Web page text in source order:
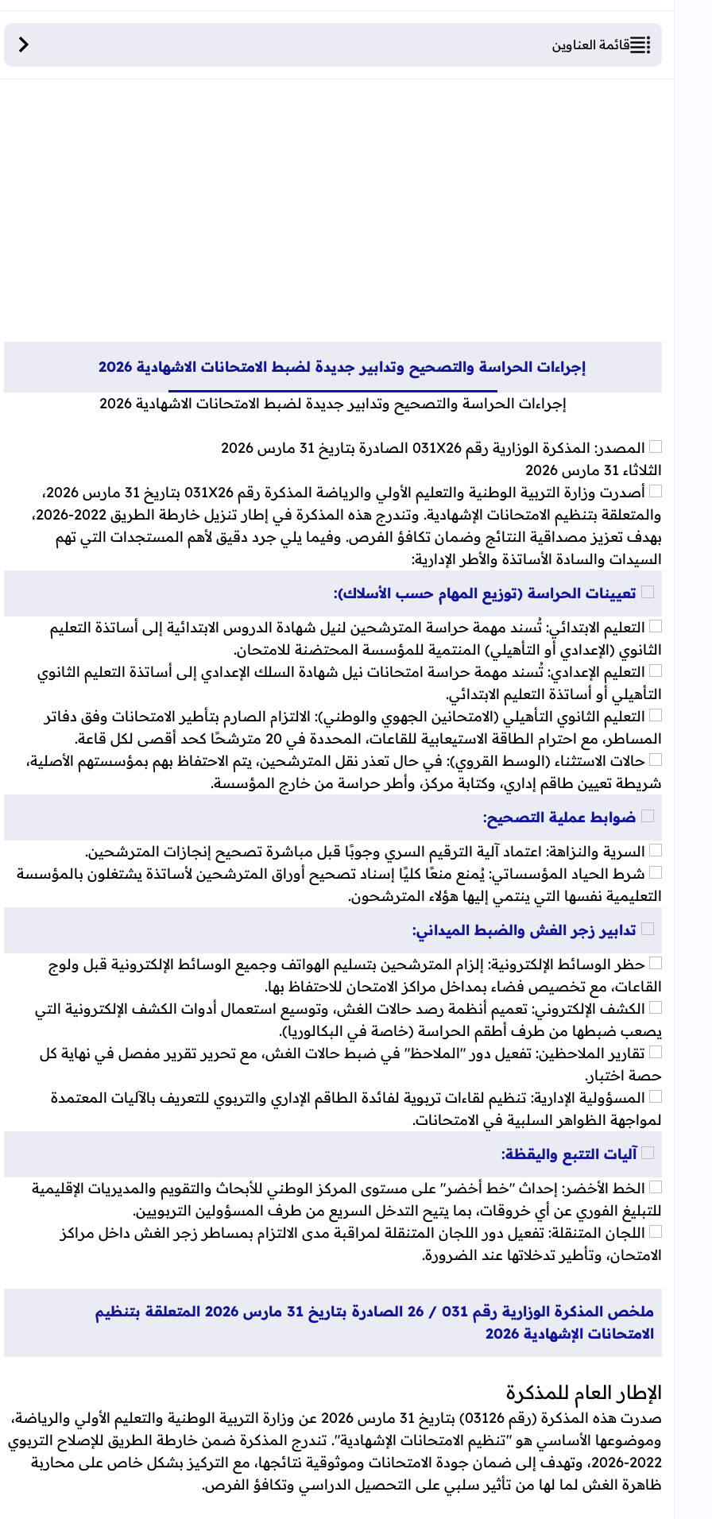
قائمة العناوين
إجراءات الحراسة والتصحيح وتدابير جديدة لضبط الامتحانات الاشهادية 2026
إجراءات الحراسة والتصحيح وتدابير جديدة لضبط الامتحانات الاشهادية 2026
المصدر: المذكرة الوزارية رقم 031X26 الصادرة بتاريخ 31 مارس 2026
الثلاثاء 31 مارس 2026
أصدرت وزارة التربية الوطنية والتعليم الأولي والرياضة المذكرة رقم 031X26 بتاريخ 31 مارس 2026،
والمتعلقة بتنظيم الامتحانات الإشهادية. وتندرج هذه المذكرة في إطار تنزيل خارطة الطريق 2022-2026،
بهدف تعزيز مصداقية النتائج وضمان تكافؤ الفرص. وفيما يلي جرد دقيق لأهم المستجدات التي تهم
السيدات والسادة الأساتذة والأطر الإدارية:
تعيينات الحراسة (توزيع المهام حسب الأسلاك):
التعليم الابتدائي: تُسند مهمة حراسة المترشحين لنيل شهادة الدروس الابتدائية إلى أساتذة التعليم
الثانوي (الإعدادي أو التأهيلي) المنتمية للمؤسسة المحتضنة للامتحان.
التعليم الإعدادي: تُسند مهمة حراسة امتحانات نيل شهادة السلك الإعدادي إلى أساتذة التعليم الثانوي
التأهيلي أو أساتذة التعليم الابتدائي.
التعليم الثانوي التأهيلي (الامتحانين الجهوي والوطني): الالتزام الصارم بتأطير الامتحانات وفق دفاتر
المساطر، مع احترام الطاقة الاستيعابية للقاعات، المحددة في 20 مترشحًا كحد أقصى لكل قاعة.
حالات الاستثناء (الوسط القروي): في حال تعذر نقل المترشحين، يتم الاحتفاظ بهم بمؤسستهم الأصلية،
شريطة تعيين طاقم إداري، وكتابة مركز، وأطر حراسة من خارج المؤسسة.
ضوابط عملية التصحيح:
السرية والنزاهة: اعتماد آلية الترقيم السري وجوبًا قبل مباشرة تصحيح إنجازات المترشحين.
شرط الحياد المؤسساتي: يُمنع منعًا كليًا إسناد تصحيح أوراق المترشحين لأساتذة يشتغلون بالمؤسسة
التعليمية نفسها التي ينتمي إليها هؤلاء المترشحون.
تدابير زجر الغش والضبط الميداني:
حظر الوسائط الإلكترونية: إلزام المترشحين بتسليم الهواتف وجميع الوسائط الإلكترونية قبل ولوج
القاعات، مع تخصيص فضاء بمداخل مراكز الامتحان للاحتفاظ بها.
الكشف الإلكتروني: تعميم أنظمة رصد حالات الغش، وتوسيع استعمال أدوات الكشف الإلكترونية التي
يصعب ضبطها من طرف أطقم الحراسة (خاصة في البكالوريا).
تقارير الملاحظين: تفعيل دور "الملاحظ" في ضبط حالات الغش، مع تحرير تقرير مفصل في نهاية كل
حصة اختبار.
المسؤولية الإدارية: تنظيم لقاءات تربوية لفائدة الطاقم الإداري والتربوي للتعريف بالآليات المعتمدة
لمواجهة الظواهر السلبية في الامتحانات.
آليات التتبع واليقظة:
الخط الأخضر: إحداث "خط أخضر" على مستوى المركز الوطني للأبحاث والتقويم والمديريات الإقليمية
للتبليغ الفوري عن أي خروقات، بما يتيح التدخل السريع من طرف المسؤولين التربويين.
اللجان المتنقلة: تفعيل دور اللجان المتنقلة لمراقبة مدى الالتزام بمساطر زجر الغش داخل مراكز
الامتحان، وتأطير تدخلاتها عند الضرورة.
ملخص المذكرة الوزارية رقم 031 / 26 الصادرة بتاريخ 31 مارس 2026 المتعلقة بتنظيم
الامتحانات الإشهادية 2026
الإطار العام للمذكرة
صدرت هذه المذكرة (رقم 03126) بتاريخ 31 مارس 2026 عن وزارة التربية الوطنية والتعليم الأولي والرياضة،
وموضوعها الأساسي هو "تنظيم الامتحانات الإشهادية". تندرج المذكرة ضمن خارطة الطريق للإصلاح التربوي
2022-2026، وتهدف إلى ضمان جودة الامتحانات وموثوقية نتائجها، مع التركيز بشكل خاص على محاربة
ظاهرة الغش لما لها من تأثير سلبي على التحصيل الدراسي وتكافؤ الفرص.